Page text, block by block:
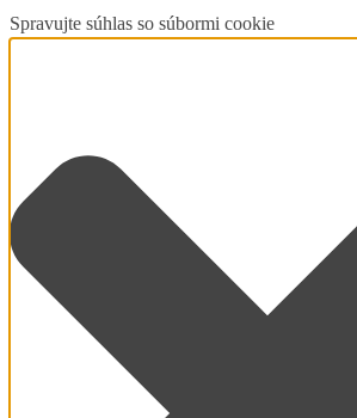
Spravujte súhlas so súbormi cookie